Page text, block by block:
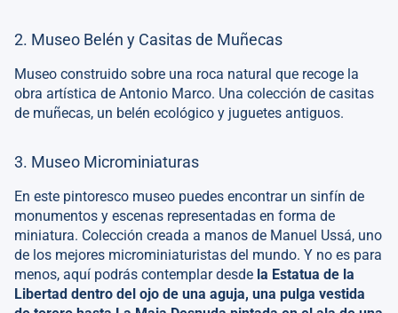
2. Museo Belén y Casitas de Muñecas
Museo construido sobre una roca natural que recoge la
obra artística de Antonio Marco. Una colección de casitas
de muñecas, un belén ecológico y juguetes antiguos.
3. Museo Microminiaturas
En este pintoresco museo puedes encontrar un sinfín de
monumentos y escenas representadas en forma de
miniatura. Colección creada a manos de Manuel Ussá, uno
de los mejores microminiaturistas del mundo. Y no es para
menos, aquí podrás contemplar desde la Estatua de la
Libertad dentro del ojo de una aguja, una pulga vestida